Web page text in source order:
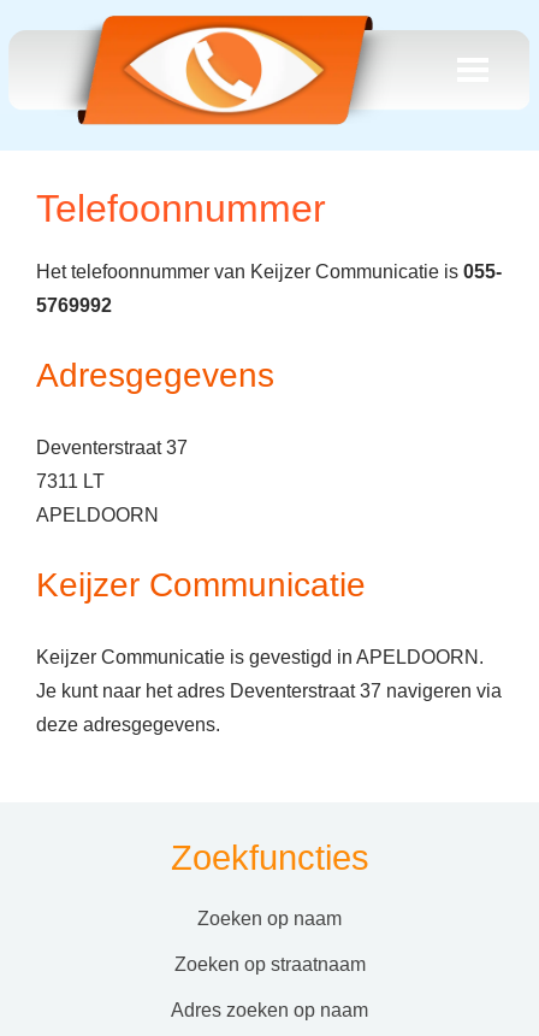
Telefoonnummer
Het telefoonnummer van Keijzer Communicatie is 055-
5769992
Adresgegevens
Deventerstraat 37
7311 LT
APELDOORN
Keijzer Communicatie
Keijzer Communicatie is gevestigd in APELDOORN.
Je kunt naar het adres Deventerstraat 37 navigeren via
deze adresgegevens.
Zoekfuncties
zoeken op naam
zoeken op straatnaam
adres zoeken op naam